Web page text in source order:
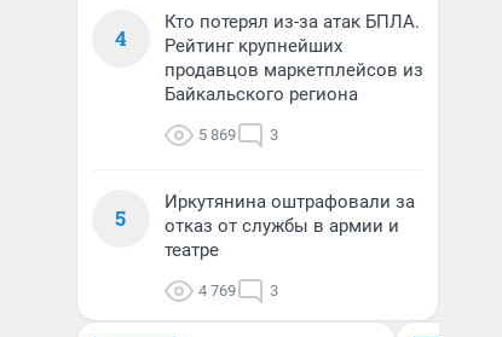
4
Кто потерял из-за атак БПЛА.
Рейтинг крупнейших
продавцов маркетплейсов из
Байкальского региона
5 869 3
5
Иркутянина оштрафовали за
отказ от службы в армии и
театре
4 769 3